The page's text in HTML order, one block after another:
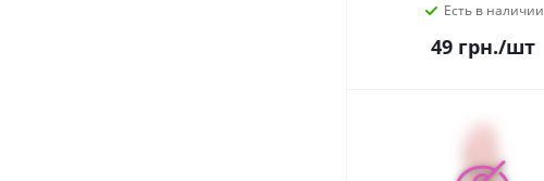
Есть в наличии
49грн./шт